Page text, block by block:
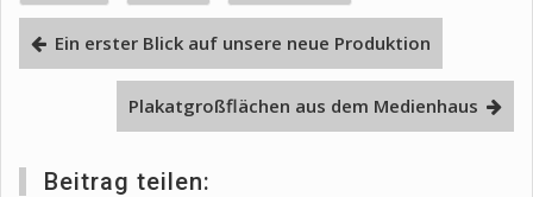
Ein erster Blick auf unsere neue Produktion
Plakatgroßflächen aus dem Medienhaus
Beitrag teilen: